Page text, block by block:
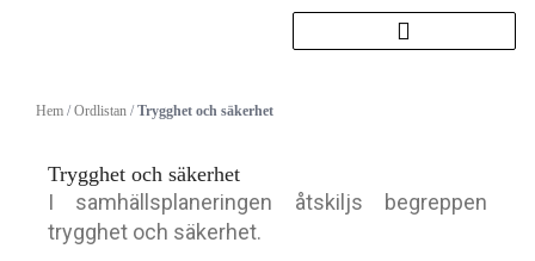
Hem /Ordlistan /Trygghet och säkerhet
Trygghet och säkerhet
I samhällsplaneringen åtskiljs begreppen
trygghet och säkerhet.